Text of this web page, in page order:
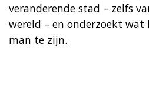
veranderende stad – zelfs
wereld – en onderzoekt
man te zijn.